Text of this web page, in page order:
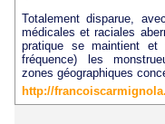
Totalement disparue,
médicales et raciales
pratique se maintient et
fréquence) les
zones géographiques
http://